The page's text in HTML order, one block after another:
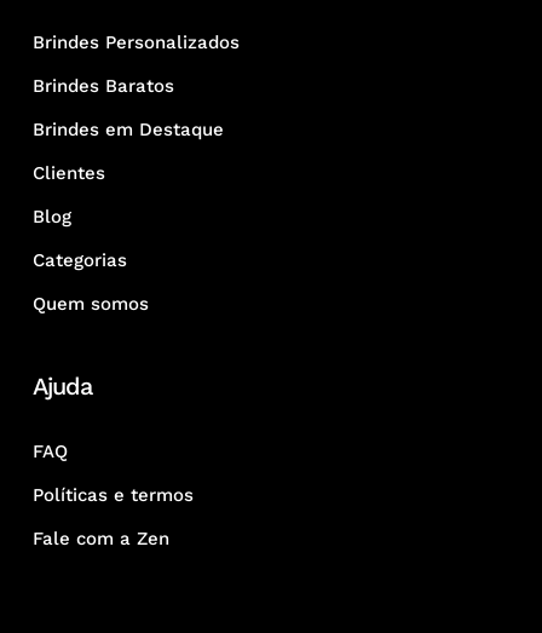
Brindes Personalizados
Brindes Baratos
Brindes em Destaque
Clientes
Blog
Categorias
Quem somos
Ajuda
FAQ
Políticas e termos
Fale com a Zen